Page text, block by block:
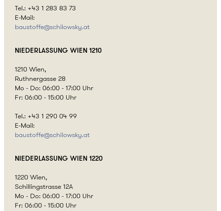
Tel.: +43 1 283 83 73
E-Mail:
baustoffe@schilowsky.at
NIEDERLASSUNGWIEN 1210
1210 Wien,
Ruthnergasse 28
Mo - Do: 06:00 - 17:00 Uhr
Fr: 06:00 - 15:00 Uhr
Tel.: +43 1 290 04 99
E-Mail:
baustoffe@schilowsky.at
NIEDERLASSUNGWIEN 1220
1220 Wien,
Schillingstrasse 12A
Mo - Do: 06:00 - 17:00 Uhr
Fr: 06:00 - 15:00 Uhr